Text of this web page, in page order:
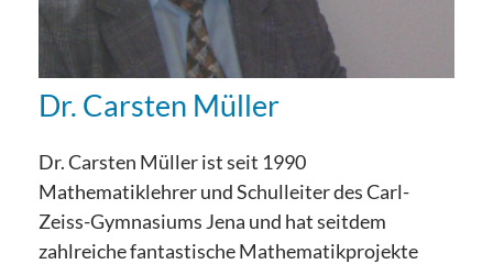
Dr. Carsten Müller
Dr. Carsten Müller ist seit 1990
Mathematiklehrer und Schulleiter des Carl-
Zeiss-Gymnasiums Jena und hat seitdem
zahlreiche fantastische Mathematikprojekte